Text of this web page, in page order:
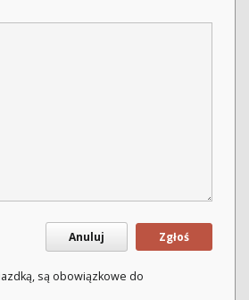
Anuluj Zgłoś
są obowiązkowe do